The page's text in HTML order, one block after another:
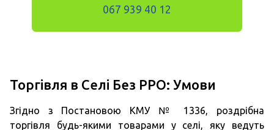
067 939 40 12
Торгівля в Селі Без РРО: Умови
Згідно з Постановою КМУ № 1336, роздрібна
торгівля будь-якими товарами у селі, яку ведуть